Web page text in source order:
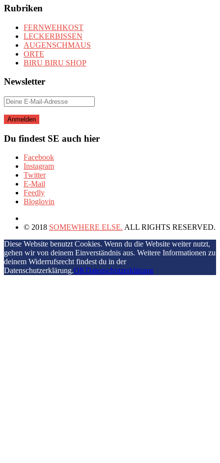
Rubriken
FERNWEHKOST
LECKERBISSEN
AUGENSCHMAUS
ORTE
BIRU BIRU SHOP
Newsletter
Du findest SE auch hier
Facebook
Instagram
Twitter
E-Mail
Feedly
Bloglovin
© 2018 SOMEWHERE ELSE. ALL RIGHTS RESERVED.
Diese Website benutzt Cookies. Wenn du die Website weiter nutzt,
gehen wir von deinem Einverständnis aus. Weitere Informationen zu
deinem Widerrufsrecht findest du in der
Datenschutzerklärung.OKDatenschutzerklärung